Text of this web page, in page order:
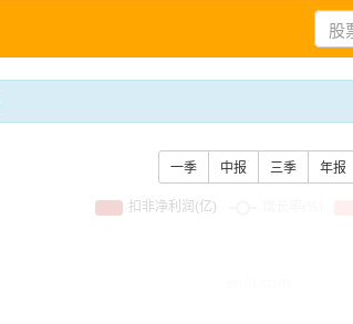
一季 中报 三季 年报